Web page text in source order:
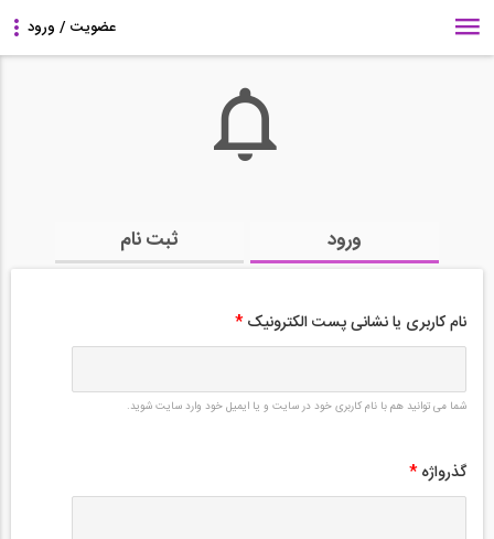
ورود ثبت نام
نام کاربری یا نشانی پست الکترونیک *
شما می توانید هم با نام کاربری خود در سایت و یا ایمیل خود وارد سایت شوید.
گذرواژه *